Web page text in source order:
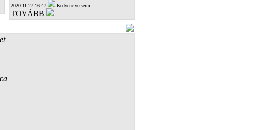
2020-11-27 16:47
Kedvenc verseim
TOVÁBB